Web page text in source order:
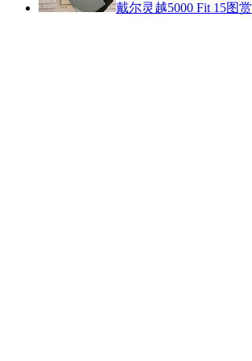
戴尔灵越5000 Fit 15图赏